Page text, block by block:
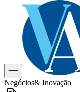
Explore Tudo
Últimas Notícias
Previsão do
Dia a Dia & Lazer
Gastronomia
Cinema & Shows
Para Sua Empresa
Negócios& Inovação